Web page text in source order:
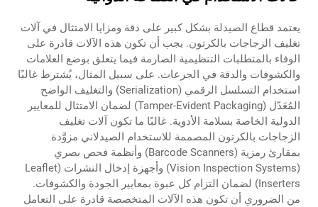
يعتمد قطاع الصيدلة بشكل كبير على دقة ومزايا الامتثال في آلات
تغليف الزجاجات بالكرتون. يجب أن تكون هذه الآلات قادرة على
الوفاء بالمتطلبات التنظيمية الصارمة فيما يتعلق بوضع العلامات
والكشوفات والدقة في الجرعات. على سبيل المثال، يُشترط غالبًا
استخدام التسلسل الرقمي (Serialization) والتغليف الواضح
المُعَدّل (Tamper-Evident Packaging) لضمان الامتثال للمعايير
الدولية الخاصة بسلامة الأدوية. غالبًا ما تكون آلات تغليف
الزجاجات بالكرتون المصممة للاستخدام الصيدلاني مزوَّدة
بمقارئ رمزية (Barcode Scanners) وأنظمة فحص بصري
(Vision Inspection Systems) وأجهزة إدخال النشرات (Leaflet
Inserters) لضمان التزام كل عبوة بمعايير الجودة والكشوفات.
من الضروري أن تكون هذه الآلات المتخصصة قادرة على التعامل